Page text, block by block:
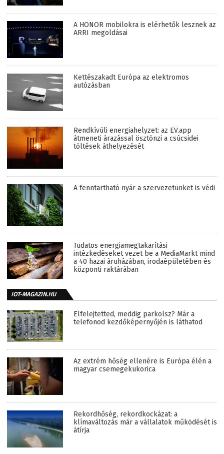
A HONOR mobilokra is elérhetők lesznek az
ARRI megoldásai
Kettészakadt Európa az elektromos
autózásban
Rendkívüli energiahelyzet: az EV.app
átmeneti árazással ösztönzi a csúcsidei
töltések áthelyezését
A fenntartható nyár a szervezetünket is védi
Tudatos energiamegtakarítási
intézkedéseket vezet be a MediaMarkt mind
a 40 hazai áruházában, irodaépületében és
központi raktárában
IOT-MAGAZIN.HU
Elfelejtetted, meddig parkolsz? Már a
telefonod kezdőképernyőjén is láthatod
Az extrém hőség ellenére is Európa élén a
magyar csemegekukorica
Rekordhőség, rekordkockázat: a
klímaváltozás már a vállalatok működését is
átírja